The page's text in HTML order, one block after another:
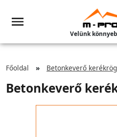
Velünk
Főoldal Betonkeverő
Betonkeverő